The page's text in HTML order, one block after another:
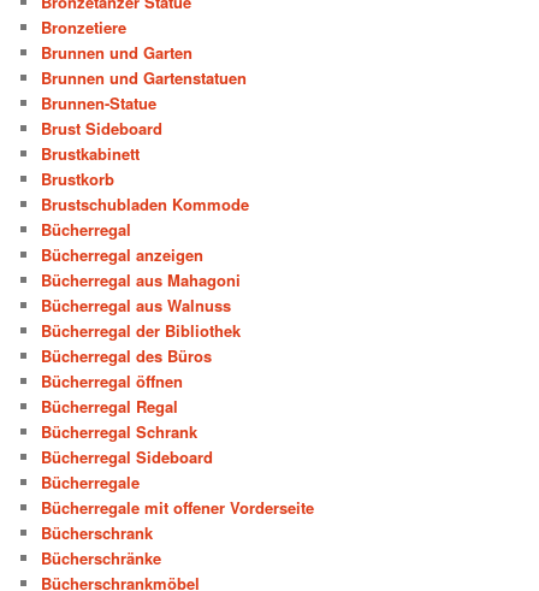
Bronzetiere
Brunnen und Garten
Brunnen und Gartenstatuen
Brunnen-Statue
Brust Sideboard
Brustkabinett
Brustkorb
Brustschubladen Kommode
Bücherregal
Bücherregal anzeigen
Bücherregal aus Mahagoni
Bücherregal aus Walnuss
Bücherregal der Bibliothek
Bücherregal des Büros
Bücherregal öffnen
Bücherregal Regal
Bücherregal Schrank
Bücherregal Sideboard
Bücherregale
Bücherregale mit offener Vorderseite
Bücherschrank
Bücherschränke
Bücherschrankmöbel